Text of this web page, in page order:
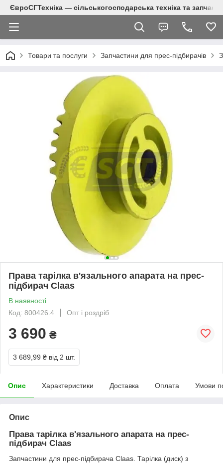
ЄвроСГТехніка — сільськогосподарська техніка та
Товари та послуги Запчастини для прес-підбирачів
Права тарілка в'язального апарата на прес-
підбирач Claas
В наявності
Код: 800426.4
Опт і роздріб
3 690 ₴
3 689,99 ₴ від 2 шт.
Опис Характеристики Доставка Оплата Умови
Опис
Права тарілка в'язального апарата на прес-
підбирач Claas
Запчастини для прес-підбирача Claas. Тарілка (диск) з